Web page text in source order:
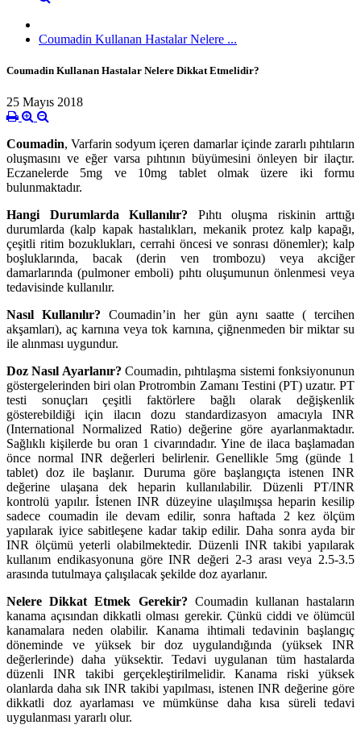
Coumadin Kullanan Hastalar Nelere ...
Coumadin Kullanan Hastalar Nelere Dikkat Etmelidir?
25 Mayıs 2018
Coumadin, Varfarin sodyum içeren damarlar içinde zararlı pıhtıların
oluşmasını ve eğer varsa pıhtının büyümesini önleyen bir ilaçtır.
Eczanelerde 5mg ve 10mg tablet olmak üzere iki formu
bulunmaktadır.
Hangi Durumlarda Kullanılır? Pıhtı oluşma riskinin arttığı
durumlarda (kalp kapak hastalıkları, mekanik protez kalp kapağı,
çeşitli ritim bozuklukları, cerrahi öncesi ve sonrası dönemler); kalp
boşluklarında, bacak (derin ven trombozu) veya akciğer
damarlarında (pulmoner emboli) pıhtı oluşumunun önlenmesi veya
tedavisinde kullanılır.
Nasıl Kullanılır?Coumadin’in her gün aynı saatte ( tercihen
akşamları), aç karnına veya tok karnına, çiğnenmeden bir miktar su
ile alınması uygundur.
Doz Nasıl Ayarlanır? Coumadin, pıhtılaşma sistemi fonksiyonunun
göstergelerinden biri olan Protrombin Zamanı Testini (PT) uzatır. PT
testi sonuçları çeşitli faktörlere bağlı olarak değişkenlik
gösterebildiği için ilacın dozu standardizasyon amacıyla INR
(International Normalized Ratio) değerine göre ayarlanmaktadır.
Sağlıklı kişilerde bu oran 1 civarındadır. Yine de ilaca başlamadan
önce normal INR değerleri belirlenir. Genellikle 5mg (günde 1
tablet) doz ile başlanır. Duruma göre başlangıçta istenen INR
değerine ulaşana dek heparin kullanılabilir. Düzenli PT/INR
kontrolü yapılır. İstenen INR düzeyine ulaşılmışsa heparin kesilip
sadece coumadin ile devam edilir, sonra haftada 2 kez ölçüm
yapılarak iyice sabitleşene kadar takip edilir. Daha sonra ayda bir
INR ölçümü yeterli olabilmektedir. Düzenli INR takibi yapılarak
kullanım endikasyonuna göre INR değeri 2-3 arası veya 2.5-3.5
arasında tutulmaya çalışılacak şekilde doz ayarlanır.
Nelere Dikkat Etmek Gerekir? Coumadin kullanan hastaların
kanama açısından dikkatli olması gerekir. Çünkü ciddi ve ölümcül
kanamalara neden olabilir. Kanama ihtimali tedavinin başlangıç
döneminde ve yüksek bir doz uygulandığında (yüksek INR
değerlerinde) daha yüksektir. Tedavi uygulanan tüm hastalarda
düzenli INR takibi gerçekleştirilmelidir. Kanama riski yüksek
olanlarda daha sık INR takibi yapılması, istenen INR değerine göre
dikkatli doz ayarlaması ve mümkünse daha kısa süreli tedavi
uygulanması yararlı olur.